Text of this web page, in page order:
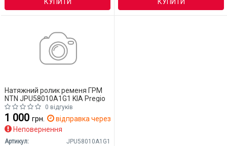
КУПИТИ КУПИТИ
Натяжний ролик ременя ГРМ
NTN JPU58010A1G1 KIA Pregio
0 відгуків
1 000 грн.
відправка через 14 дн.
Неповернення
Артикул:
JPU58010A1G1